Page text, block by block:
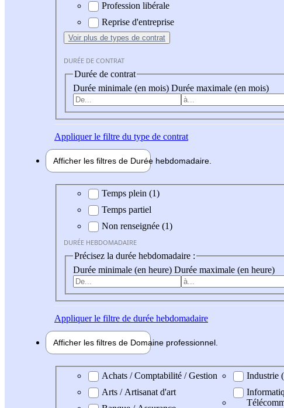
Profession libérale
Reprise d'entreprise
Voir plus de types de contrat
DURÉE DE CONTRAT
Durée de contrat
Durée minimale (en mois) Durée maximale (en mois)
Appliquerle filtre du type de contrat
Afficher les filtres de Durée hebdomadaire
Durée hebdomadaire
Temps plein (1)
Temps partiel
Non renseignée (1)
DURÉE HEBDOMADAIRE
Précisez la durée hebdomadaire :
Durée minimale (en heure) Durée maximale (en heure)
Appliquerle filtre de durée hebdomadaire
Afficher les filtres de Domaine professionnel
Domaine professionel
Achats / Comptabilité / Gestion
Arts / Artisanat d'art
Industrie